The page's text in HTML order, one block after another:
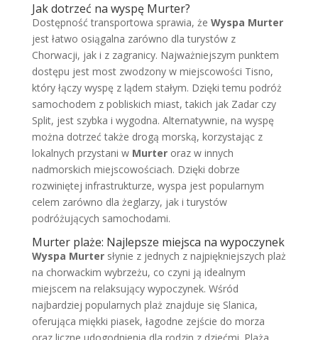
Jak dotrzeć na wyspę Murter?
Dostępność transportowa sprawia, że Wyspa Murter
jest łatwo osiągalna zarówno dla turystów z
Chorwacji, jak i z zagranicy. Najważniejszym punktem
dostępu jest most zwodzony w miejscowości Tisno,
który łączy wyspę z lądem stałym. Dzięki temu podróż
samochodem z pobliskich miast, takich jak Zadar czy
Split, jest szybka i wygodna. Alternatywnie, na wyspę
można dotrzeć także drogą morską, korzystając z
lokalnych przystani w Murteroraz w innych
nadmorskich miejscowościach. Dzięki dobrze
rozwiniętej infrastrukturze, wyspa jest popularnym
celem zarówno dla żeglarzy, jak i turystów
podróżujących samochodami.
Murter plaże: Najlepsze miejsca na wypoczynek
Wyspa Murtersłynie z jednych z najpiękniejszych plaż
na chorwackim wybrzeżu, co czyni ją idealnym
miejscem na relaksujący wypoczynek. Wśród
najbardziej popularnych plaż znajduje się Slanica,
oferująca miękki piasek, łagodne zejście do morza